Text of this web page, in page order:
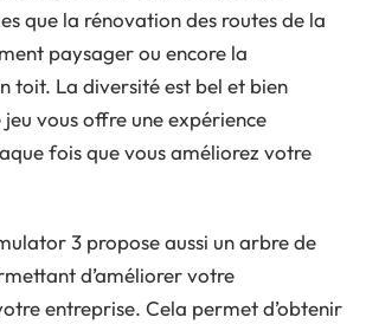
que la rénovation des routes de la
paysager ou encore la
toit. La diversité est bel et bien
vous offre une expérience
fois que vous améliorez votre
3 propose aussi un arbre de
d’améliorer votre
entreprise. Cela permet d’obtenir